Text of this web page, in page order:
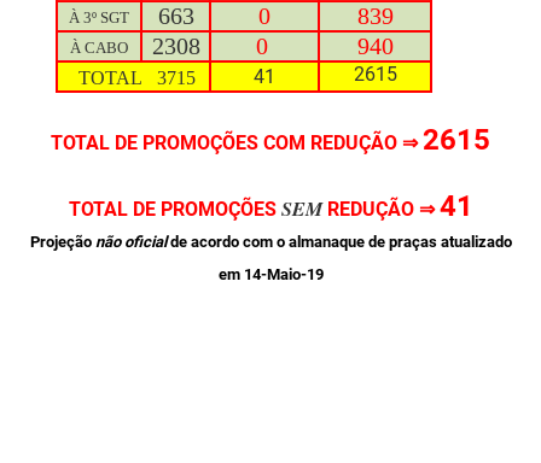
À 3º SGT 663 0 839
À CABO 2308 0 940
TOTAL 3715 41 2615
TOTAL DE PROMOÇÕES COM REDUÇÃO ⇒ 2615
TOTAL DE PROMOÇÕES SEM REDUÇÃO ⇒41
Projeção não oficialde acordo com o almanaque de praças atualizado
em 14-Maio-19